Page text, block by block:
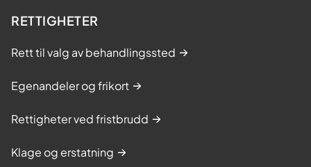
RETTIGHETER
Rett til valg av behandlingssted
Egenandeler og frikort
Rettigheter ved fristbrudd
Klage og erstatning